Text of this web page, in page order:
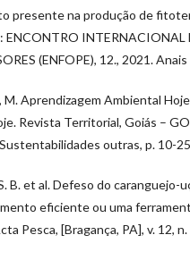
presente na produção de
ENCONTRO INTERNACIONAL
(ENFOPE), 12., 2021.
M. Aprendizagem Ambiental
Revista Territorial, Goiás –
outras, p. 10-
B. et al. Defeso do caranguejo-
eficiente ou uma
Pesca, [Bragança, PA], v. 12,